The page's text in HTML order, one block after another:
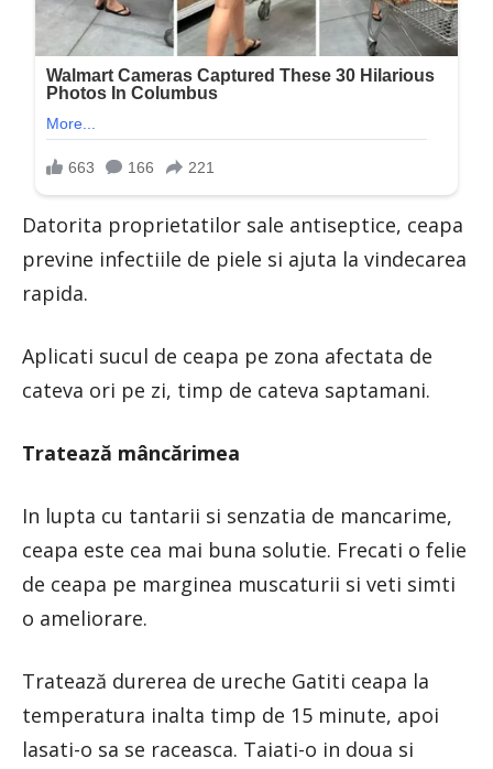
Datorita proprietatilor sale antiseptice, ceapa
previne infectiile de piele si ajuta la vindecarea
rapida.
Aplicati sucul de ceapa pe zona afectata de
cateva ori pe zi, timp de cateva saptamani.
Tratează mâncărimea
In lupta cu tantarii si senzatia de mancarime,
ceapa este cea mai buna solutie. Frecati o felie
de ceapa pe marginea muscaturii si veti simti
o ameliorare.
Tratează durerea de ureche Gatiti ceapa la
temperatura inalta timp de 15 minute, apoi
lasati-o sa se raceasca. Taiati-o in doua si